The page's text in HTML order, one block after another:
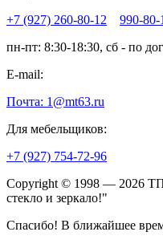
+7 (927) 260-80-12
990-80-
пн-пт: 8:30-18:30, сб - по
E-mail:
Почта: 1@mt63.ru
Для мебельщиков:
+7 (927) 754-72-96
Copyright © 1998 — 2026
стекло и зеркало!"
Спасибо! В ближайшее